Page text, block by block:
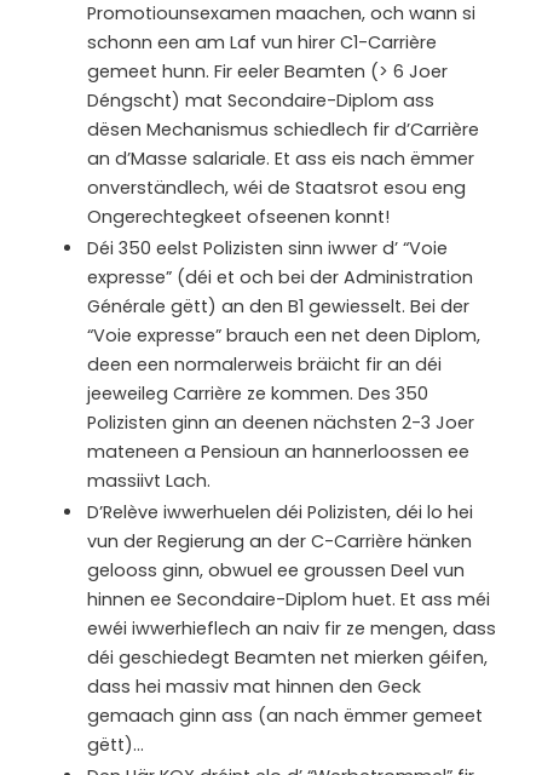
Promotiounsexamen maachen, och wann si
schonn een am Laf vun hirer C1-Carrière
gemeet hunn. Fir eeler Beamten (> 6 Joer
Déngscht) mat Secondaire-Diplom ass
dësen Mechanismus schiedlech fir d’Carrière
an d’Masse salariale. Et ass eis nach ëmmer
onverständlech, wéi de Staatsrot esou eng
Ongerechtegkeet ofseenen konnt!
Déi 350 eelst Polizisten sinn iwwer d’ “Voie
expresse” (déi et och bei der Administration
Générale gëtt) an den B1 gewiesselt. Bei der
“Voie expresse” brauch een net deen Diplom,
deen een normalerweis bräicht fir an déi
jeeweileg Carrière ze kommen. Des 350
Polizisten ginn an deenen nächsten 2-3 Joer
mateneen a Pensioun an hannerloossen ee
massiivt Lach.
D’Relève iwwerhuelen déi Polizisten, déi lo hei
vun der Regierung an der C-Carrière hänken
gelooss ginn, obwuel ee groussen Deel vun
hinnen ee Secondaire-Diplom huet. Et ass méi
ewéi iwwerhieflech an naiv fir ze mengen, dass
déi geschiedegt Beamten net mierken géifen,
dass hei massiv mat hinnen den Geck
gemaach ginn ass (an nach ëmmer gemeet
gëtt)…